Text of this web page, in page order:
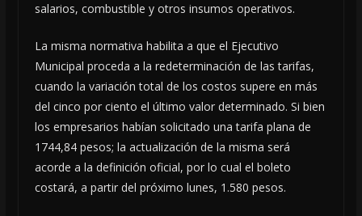
salarios, combustible y otros insumos operativos.
La misma normativa habilita a que el Ejecutivo
Municipal proceda a la redeterminación de las tarifas,
cuando la variación total de los costos supere en más
del cinco por ciento el último valor determinado. Si bien
los empresarios habían solicitado una tarifa plana de
1744,84 pesos; la actualización de la misma será
acorde a la definición oficial, por lo cual el boleto
costará, a partir del próximo lunes, 1.580 pesos.